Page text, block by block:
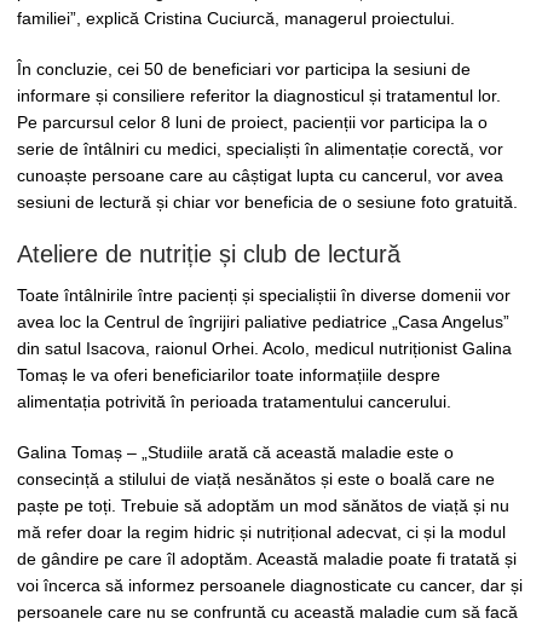
familiei”, explică Cristina Cuciurcă, managerul proiectului.
În concluzie, cei 50 de beneficiari vor participa la sesiuni de
informare și consiliere referitor la diagnosticul și tratamentul lor.
Pe parcursul celor 8 luni de proiect, pacienții vor participa la o
serie de întâlniri cu medici, specialiști în alimentație corectă, vor
cunoaște persoane care au câștigat lupta cu cancerul, vor avea
sesiuni de lectură și chiar vor beneficia de o sesiune foto gratuită.
Ateliere de nutriție și club de lectură
Toate întâlnirile între pacienți și specialiștii în diverse domenii vor
avea loc la Centrul de îngrijiri paliative pediatrice „Casa Angelus”
din satul Isacova, raionul Orhei. Acolo, medicul nutriționist Galina
Tomaș le va oferi beneficiarilor toate informațiile despre
alimentația potrivită în perioada tratamentului cancerului.
Galina Tomaș – „Studiile arată că această maladie este o
consecință a stilului de viață nesănătos și este o boală care ne
paște pe toți. Trebuie să adoptăm un mod sănătos de viață și nu
mă refer doar la regim hidric și nutrițional adecvat, ci și la modul
de gândire pe care îl adoptăm. Această maladie poate fi tratată și
voi încerca să informez persoanele diagnosticate cu cancer, dar și
persoanele care nu se confruntă cu această maladie cum să facă